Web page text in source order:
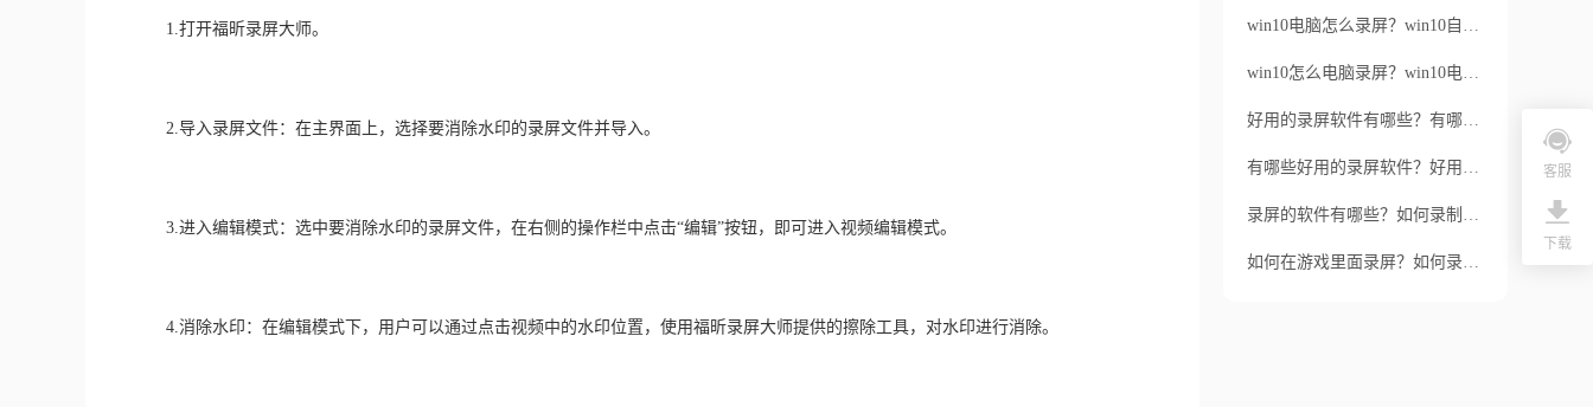
1.打开福昕录屏大师。
2.导入录屏文件：在主界面上，选择要消除水印的录屏文件并导入。
3.进入编辑模式：选中要消除水印的录屏文件，在右侧的操作栏中点击“编辑”按钮，即可进入视频编辑模式。
4.消除水印：在编辑模式下，用户可以通过点击视频中的水印位置，使用福昕录屏大师提供的擦除工具，对水印进行消除。
win10电脑怎么录屏？win10自带的录屏软件功能强大吗？
win10怎么电脑录屏？win10电脑录屏用哪个软件好？
好用的录屏软件有哪些？有哪些特色呢？
有哪些好用的录屏软件？好用的录屏软件有哪些特色？
录屏的软件有哪些？如何录制白板视频？
如何在游戏里面录屏？如何录制屏幕的鼠标移动轨迹？
客服
下载